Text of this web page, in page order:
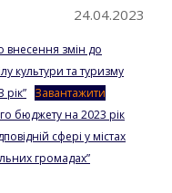
24.04.2023
внесення змін до
культури та туризму
Завантажити
бюджету на 2023 рік
сфері у містах
громадах”